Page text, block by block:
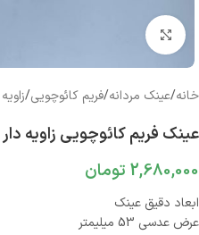
بزرگنمایی تصویر
خانه/عینک مردانه/فریم کائوچویی/
عینک فریم کائوچویی زاویه دار
2,680,000 تومان
ابعاد دقیق عینک
عرض عدسی 53 میلیمتر